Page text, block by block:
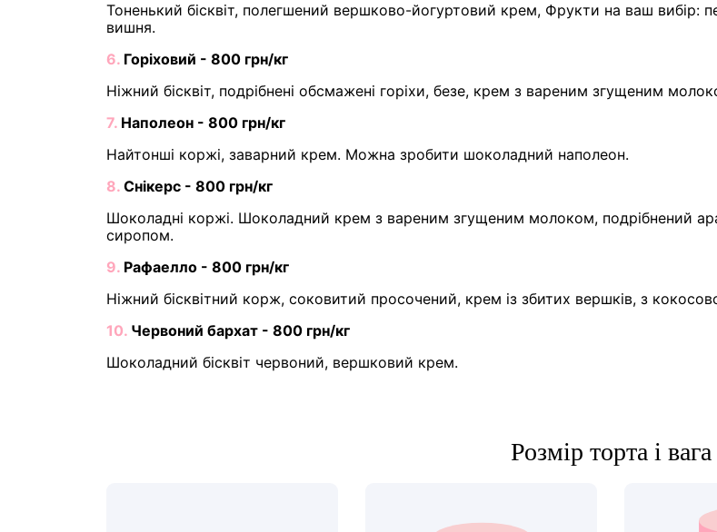
Тоненький бісквіт, полегшений вершково-йогуртовий крем, Фрукти на ваш вибір:
вишня.
6. Горіховий - 800 грн/кг
Ніжний бісквіт, подрібнені обсмажені горіхи, безе, крем з вареним згущеним
7. Наполеон - 800 грн/кг
Найтонші коржі, заварний крем. Можна зробити шоколадний наполеон.
8. Снікерс - 800 грн/кг
Шоколадні коржі. Шоколадний крем з вареним згущеним молоком, подрібнений
сиропом.
9. Рафаелло - 800 грн/кг
Ніжний бісквітний корж, соковитий просочений, крем із збитих вершків, з
10. Червоний бархат - 800 грн/кг
Шоколадний бісквіт червоний, вершковий крем.
Розмір торта і вага